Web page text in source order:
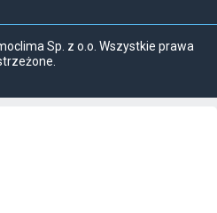
Sp. z o.o. Wszystkie prawa